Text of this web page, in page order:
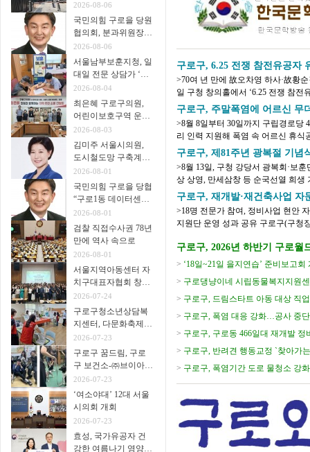
2026-08-06
국민의힘 구로을 당원
협의회, 분과위원장∙
협의회장 임명
2026-08-06
서울남부보훈지청, 일
대일 전문 상담가 ‘보
훈매니저’ 운영
2026-08-04
최은혜 구로구의원,
어린이보호구역 운영
개선 주민 간담회 개
최
2026-08-03
김미주 서울시의원,
도시철도망 구축계획
시민공청회 참석
2026-08-01
국민의힘 구로을 당협
“구로1동 데이터센터
추진 중단을”
2026-08-01
검찰 직접수사권 78년
만에 역사 속으로
2026-08-01
서울지역아동센터 자
치구대표자협회 창립
총회 개최
2026-07-24
구로구청소년상담복
지센터, 다문화축제서
생명존중 아웃리치 운
영
2026-07-23
구로구 꿈드림, 구로
구 보건소-㈜브이아이
펫 연계
2026-07-23
‘여소야대’ 12대 서울
시의회 개회
2026-07-23
효성, 국가유공자 건
강한 여름나기 영양식
구로구, 6.25 전쟁 참전유공자
>70여 년 만에 故오차영 하사·故황
일 구청 창의홀에서 ‘6.25 전쟁 참전
년 시작한 육군본부 주관 ‘6.25 전쟁
구로구, 주말폭염에 어르신 무
>8월 8일부터 30일까지 구립경로당
리 인력 지원해 폭염 속 어르신 휴
지는 가운데 어르신들이 주말과 휴
구로구, 제81주년 광복절 기념
>8월 13일, 구청 강당서 광복회·보
상 상영, 만세삼창 등 순국선열 희생 기려 구로구(구청장 장인홍)는 제81
을 맞아 오는 8월 13일(목) 오전 10시
구로구, 재개발·재건축사업 자
>18명 전문가 참여, 정비사업 현안
지원단 운영 성과 공유 구로구(구청장 장인홍)가 8월 6일 재개발·재건축사업 자문단
구로구, 2026년 하반기 구로월
강생 모집
> ‘18일~21일 을지연습’ 준비보고회
> 구로댕냥이네 시립동물복지지원
> 구로구, 드림스타트 아동 대상 직
> 구로구, 폭염 대응 강화…공사 중
> 구로구, 구로동 466일대 재개발 정
> 구로구, 반려견 행동교정 `찾아가
> 구로구, 폭염기간 도로 물청소 강